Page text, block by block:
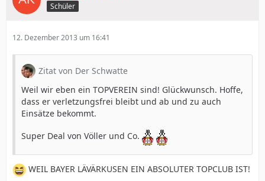
Schüler
12. Dezember 2013 um 16:41
Zitat von Der Schwatte
Weil wir eben ein TOPVEREIN sind! Glückwunsch. Hoffe,
dass er verletzungsfrei bleibt und ab und zu auch
Einsätze bekommt.
Super Deal von Völler und Co.
WEIL BAYER LÄVÄRKUSEN EIN ABSOLUTER TOPCLUB IST!